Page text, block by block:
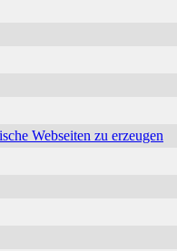
Webseiten zu erzeugen